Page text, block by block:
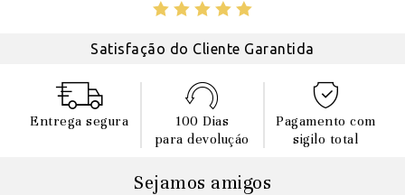
Satisfação do Cliente Garantida
Entrega segura
100 Dias
para devoluçáo
Pagamento com
sigilo total
Sejamos amigos